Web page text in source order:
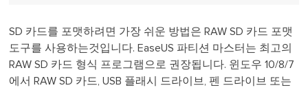
SD 카드를 포맷하려면 가장 쉬운 방법은 RAW SD 카드 포맷
도구를 사용하는것입니다. EaseUS 파티션 마스터는 최고의
RAW SD 카드 형식 프로그램으로 권장됩니다. 윈도우 10/8/7
에서 RAW SD 카드, USB 플래시 드라이브, 펜 드라이브 또는